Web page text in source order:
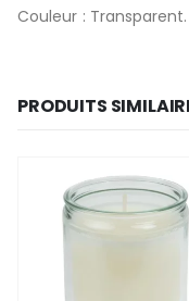
Couleur : Transparent.
PRODUITS